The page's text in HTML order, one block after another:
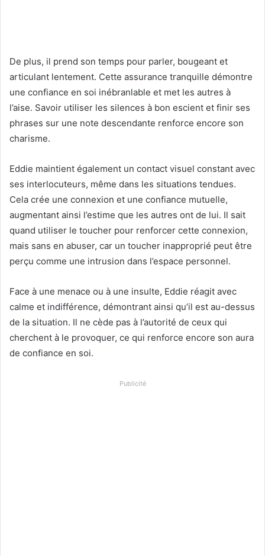
De plus, il prend son temps pour parler, bougeant et
articulant lentement. Cette assurance tranquille démontre
une confiance en soi inébranlable et met les autres à
l’aise. Savoir utiliser les silences à bon escient et finir ses
phrases sur une note descendante renforce encore son
charisme.
Eddie maintient également un contact visuel constant avec
ses interlocuteurs, même dans les situations tendues.
Cela crée une connexion et une confiance mutuelle,
augmentant ainsi l’estime que les autres ont de lui. Il sait
quand utiliser le toucher pour renforcer cette connexion,
mais sans en abuser, car un toucher inapproprié peut être
perçu comme une intrusion dans l’espace personnel.
Face à une menace ou à une insulte, Eddie réagit avec
calme et indifférence, démontrant ainsi qu’il est au-dessus
de la situation. Il ne cède pas à l’autorité de ceux qui
cherchent à le provoquer, ce qui renforce encore son aura
de confiance en soi.
Publicité